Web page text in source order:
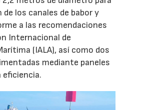
de los canales de babor y
a las recomendaciones
Internacional de
(IALA), así como dos
mediante paneles
eficiencia.